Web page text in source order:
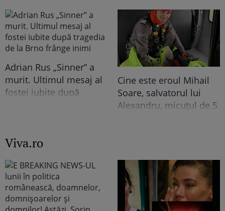
revoltați, dar nu știau
acest detaliu
Evaluarea Națională. Ce
a povestit solista acum
a stârnit un val de
reacții “Primul pe lista
lui de…”
Adrian Rus „Sinner” a
murit. Ultimul mesaj al
fostei iubite după
Cine este eroul Mihail
Soare, salvatorul lui
Alexandru, micuțul de 5
Viva.ro